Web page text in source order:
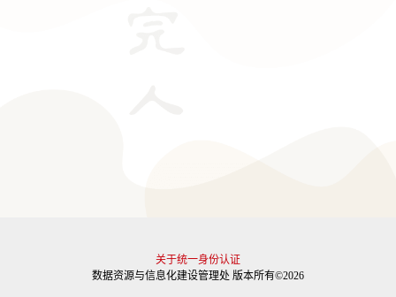
关于统一身份认证
数据资源与信息化建设管理处 版本所有©2026